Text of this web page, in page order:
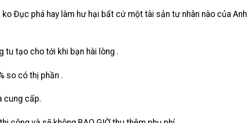
Đục phá hay làm hư hại bất cứ một tài sản tư nhân nào của Anh
tu tạo cho tới khi bạn hài lòng .
so có thị phần .
cung cấp.